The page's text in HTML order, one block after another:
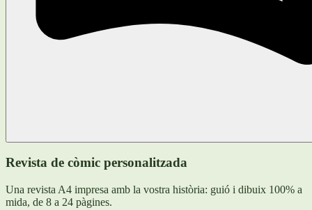
Revista de còmic personalitzada
Una revista A4 impresa amb la vostra història: guió i dibuix 100% a
mida, de 8 a 24 pàgines.